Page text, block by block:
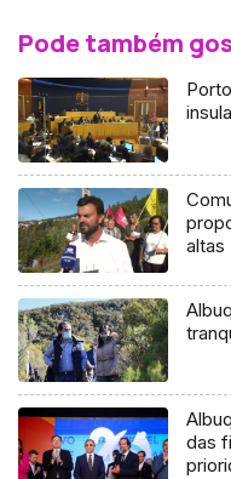
Pode também
altas
das